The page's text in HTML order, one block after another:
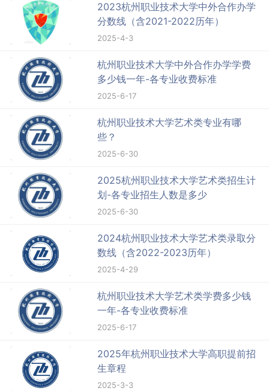
2023杭州职业技术大学中外合作办学
分数线（含2021-2022历年）
2025-4-3
杭州职业技术大学中外合作办学学费
多少钱一年-各专业收费标准
2025-6-17
杭州职业技术大学艺术类专业有哪
些？
2025-6-30
2025杭州职业技术大学艺术类招生计
划-各专业招生人数是多少
2025-6-30
2024杭州职业技术大学艺术类录取分
数线（含2022-2023历年）
2025-4-29
杭州职业技术大学艺术类学费多少钱
一年-各专业收费标准
2025-6-17
2025年杭州职业技术大学高职提前招
生章程
2025-3-3